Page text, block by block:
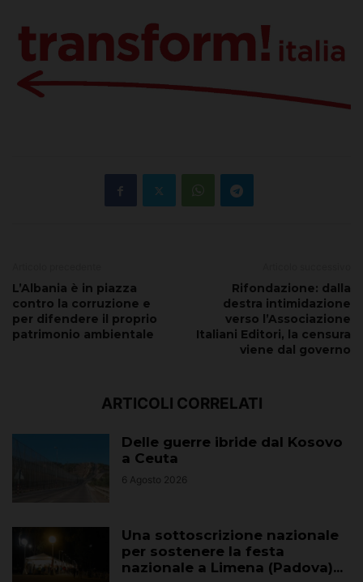
L’Albania è in piazza
contro la corruzione e
per difendere il proprio
patrimonio ambientale
Rifondazione: dalla
destra intimidazione
verso l’Associazione
Italiani Editori, la censura
viene dal governo
ARTICOLI CORRELATI
Delle guerre ibride dal Kosovo
a Ceuta
6 Agosto 2026
Una sottoscrizione nazionale
per sostenere la festa
nazionale a Limena (Padova)...